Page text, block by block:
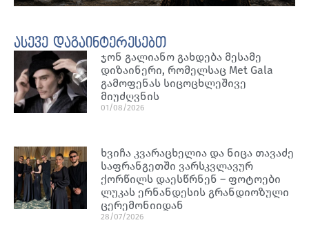
ასევე დაგაინტერესებთ
ჯონ გალიანო გახდება მესამე
დიზაინერი, რომელსაც Met Gala
გამოფენას სიცოცხლეშივე
მიუძღვნის
01/08/2026
ხვიჩა კვარაცხელია და ნიცა თავაძე
საფრანგეთში ვარსკვლავურ
ქორწილს დაესწრნენ – ფოტოები
ლუკას ერნანდესის გრანდიოზული
ცერემონიიდან
28/07/2026